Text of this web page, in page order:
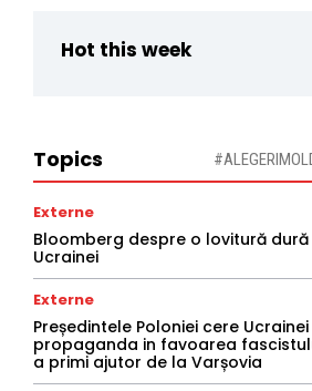
Hot this week
Topics
Externe
Bloomberg despre o lovitură
Ucrainei
Externe
Președintele Poloniei cere
propaganda in favoarea
a primi ajutor de la Varșovia